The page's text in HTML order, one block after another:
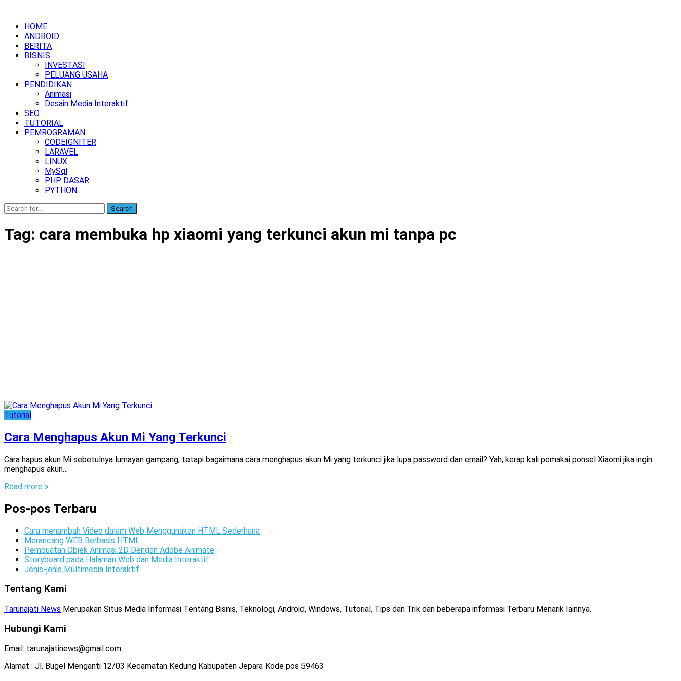
HOME
ANDROID
BERITA
BISNIS
INVESTASI
PELUANG USAHA
PENDIDIKAN
Animasi
Desain Media Interaktif
SEO
TUTORIAL
PEMROGRAMAN
CODEIGNITER
LARAVEL
LINUX
MySql
PHP DASAR
PYTHON
Search
Tag: cara membuka hp xiaomi yang terkunci akun mi tanpa pc
Tutorial
Cara Menghapus Akun Mi Yang Terkunci
Cara hapus akun Mi sebetulnya lumayan gampang, tetapi bagaimana cara menghapus akun Mi yang terkunci jika lupa password dan email? Yah, kerap kali pemakai ponsel Xiaomi jika ingin
menghapus akun…
Read more »
Pos-pos Terbaru
Cara menambah Video dalam Web Menggunakan HTML Sederhana
Merancang WEB Berbasis HTML
Pembuatan Objek Animasi 2D Dengan Adobe Animate
Storyboard pada Halaman Web dan Media Interaktif
Jenis-jenis Multimedia Interaktif
Tentang Kami
Tarunajati News Merupakan Situs Media Informasi Tentang Bisnis, Teknologi, Android, Windows, Tutorial, Tips dan Trik dan beberapa informasi Terbaru Menarik lainnya.
Hubungi Kami
Email: tarunajatinews@gmail.com
Alamat : Jl. Bugel Menganti 12/03 Kecamatan Kedung Kabupaten Jepara Kode pos 59463